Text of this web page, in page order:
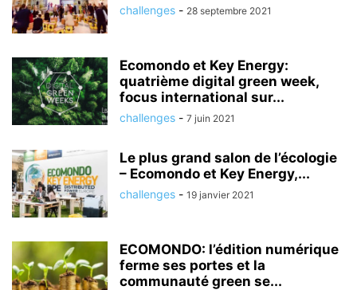
challenges - 28 septembre 2021
Ecomondo et Key Energy:
quatrième digital green week,
focus international sur...
challenges - 7 juin 2021
Le plus grand salon de l’écologie
– Ecomondo et Key Energy,...
challenges - 19 janvier 2021
ECOMONDO: l’édition numérique
ferme ses portes et la
communauté green se...